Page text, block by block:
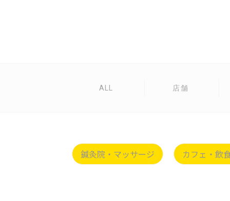
ALL 店舗
鍼灸院・マッサージ カフェ・飲